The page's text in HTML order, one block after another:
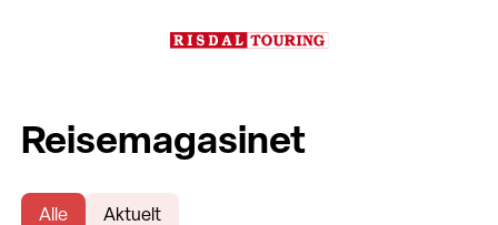
Reisemagasinet
Alle Aktuelt